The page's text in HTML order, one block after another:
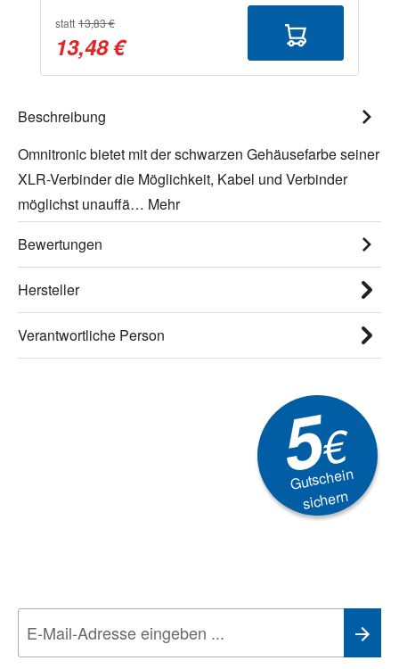
statt 13,83 €
13,48 €
Beschreibung
Omnitronic bietet mit der schwarzen Gehäusefarbe seiner
XLR-Verbinder die Möglichkeit, Kabel und Verbinder
möglichst unauffä… Mehr
Bewertungen
Hersteller
Verantwortliche Person
5€
Gutschein
sichern